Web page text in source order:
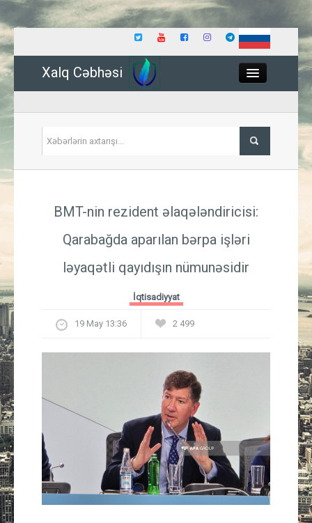
Xalq Cəbhəsi
İqtisadiyyat
Güney Azərbaycan
Müsahibə
İdman
Layihə
Gündəm
BMT-nin rezident əlaqələndiricisi:
Qarabağda aparılan bərpa işləri
ləyaqətli qayıdışın nümunəsidir
İqtisadiyyat
19 May 13:36 2 499